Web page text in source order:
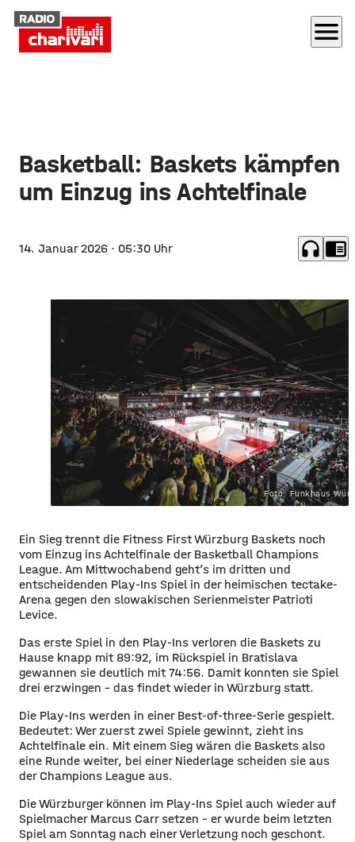
menu
Basketball: Baskets kämpfen
um Einzug ins Achtelfinale
14. Januar 2026 · 05:30 Uhr headphones chrome_reader_mode
Foto: Funkhaus
Ein Sieg trennt die Fitness First Würzburg Baskets noch
vom Einzug ins Achtelfinale der Basketball Champions
League. Am Mittwochabend geht’s im dritten und
entscheidenden Play-Ins Spiel in der heimischen tectake-
Arena gegen den slowakischen Serienmeister Patrioti
Levice.
Das erste Spiel in den Play-Ins verloren die Baskets zu
Hause knapp mit 89:92, im Rückspiel in Bratislava
gewannen sie deutlich mit 74:56. Damit konnten sie Spiel
drei erzwingen – das findet wieder in Würzburg statt.
Die Play-Ins werden in einer Best-of-three-Serie gespielt.
Bedeutet: Wer zuerst zwei Spiele gewinnt, zieht ins
Achtelfinale ein. Mit einem Sieg wären die Baskets also
eine Runde weiter, bei einer Niederlage scheiden sie aus
der Champions League aus.
Die Würzburger können im Play-Ins Spiel auch wieder auf
Spielmacher Marcus Carr setzen – er wurde beim letzten
Spiel am Sonntag nach einer Verletzung noch geschont.